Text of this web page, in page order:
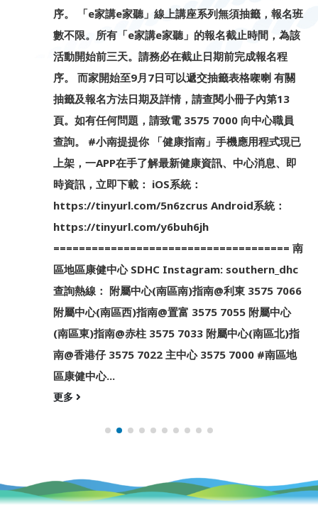
序。 「e家講e家聽」線上講座系列無須抽籤，報名班
數不限。所有「e家講e家聽」的報名截止時間，為該
活動開始前三天。請務必在截止日期前完成報名程
序。 而家開始至9月7日可以遞交抽籤表格㗎喇 有關
抽籤及報名方法日期及詳情，請查閱小冊子內第13
頁。如有任何問題，請致電 3575 7000 向中心職員
查詢。 #小南提提你 「健康指南」手機應用程式現已
上架，一APP在手了解最新健康資訊、中心消息、即
時資訊，立即下載： iOS系統：
https://tinyurl.com/5n6zcrus Android系統：
https://tinyurl.com/y6buh6jh
===================================== 南
區地區康健中心 SDHC Instagram: southern_dhc
查詢熱線： 附屬中心(南區南)指南@利東 3575 7066
附屬中心(南區西)指南@置富 3575 7055 附屬中心
(南區東)指南@赤柱 3575 7033 附屬中心(南區北)指
南@香港仔 3575 7022 主中心 3575 7000 #南區地
區康健中心...
更多